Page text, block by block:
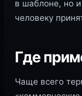
в шаблоне, но
человеку
Где
Чаще всего